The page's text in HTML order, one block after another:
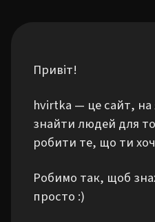
Привіт!
hvirtka — це сайт,
знайти людей для
робити те, що ти
Робимо так, щоб
просто :)